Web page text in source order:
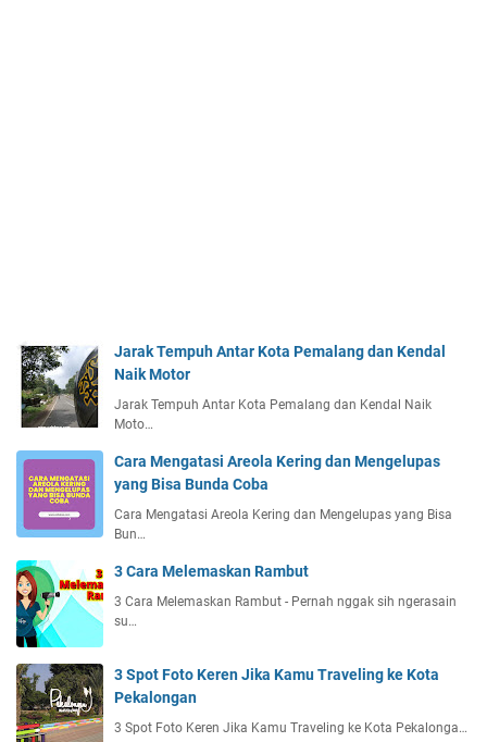
Jarak Tempuh Antar Kota Pemalang dan Kendal
Naik Motor
Jarak Tempuh Antar Kota Pemalang dan Kendal Naik
Moto…
Cara Mengatasi Areola Kering dan Mengelupas
yang Bisa Bunda Coba
Cara Mengatasi Areola Kering dan Mengelupas yang Bisa
Bun…
3 Cara Melemaskan Rambut
3 Cara Melemaskan Rambut - Pernah nggak sih ngerasain
su…
3 Spot Foto Keren Jika Kamu Traveling ke Kota
Pekalongan
3 Spot Foto Keren Jika Kamu Traveling ke Kota Pekalonga…